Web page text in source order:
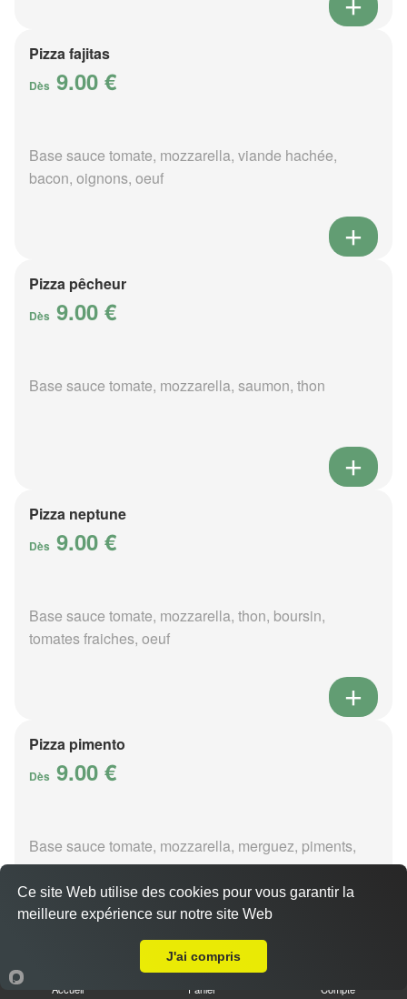
Pizza fajitas
Dès 9.00 €
Base sauce tomate, mozzarella, viande hachée,
bacon, oignons, oeuf
Pizza pêcheur
Dès 9.00 €
Base sauce tomate, mozzarella, saumon, thon
Pizza neptune
Dès 9.00 €
Base sauce tomate, mozzarella, thon, boursin,
tomates fraiches, oeuf
Pizza pimento
Dès 9.00 €
Base sauce tomate, mozzarella, merguez, piments,
oignons
Accueil Panier Compte
Ce site Web utilise des cookies pour vous garantir la
meilleure expérience sur notre site Web
J'ai compris